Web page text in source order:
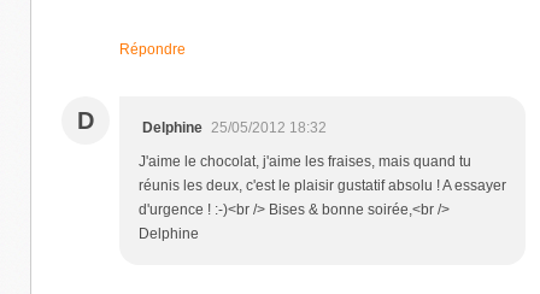
Répondre
D Delphine 25/05/2012 18:32
J'aime le chocolat, j'aime les fraises, mais quand tu
réunis les deux, c'est le plaisir gustatif absolu ! A essayer
d'urgence ! :-)<br /> Bises & bonne soirée,<br />
Delphine